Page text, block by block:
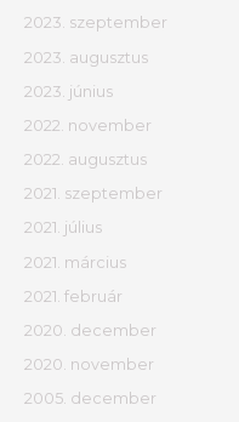
2023. szeptember
2023. augusztus
2023. június
2022. november
2022. augusztus
2021. szeptember
2021. július
2021. március
2021. február
2020. december
2020. november
2005. december